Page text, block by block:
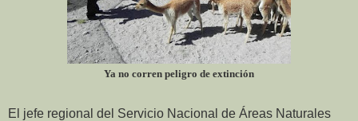
Ya no corren peligro de extinción
El jefe regional del Servicio Nacional de Áreas Naturales